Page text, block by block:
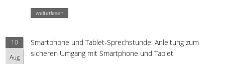
weiterlesen
10
Aug
Smartphone und Tablet-Sprechstunde: Anleitung zum
sicheren Umgang mit Smartphone und Tablet